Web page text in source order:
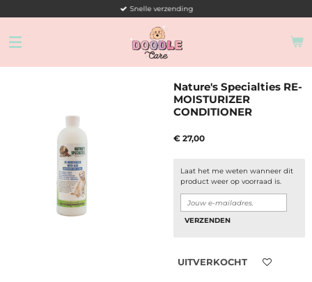
de
Snelle verzending
Nature's Specialties RE-
MOISTURIZER
CONDITIONER
€ 27,00
Laat het me weten wanneer dit
product weer op voorraad is.
VERZENDEN
UITVERKOCHT